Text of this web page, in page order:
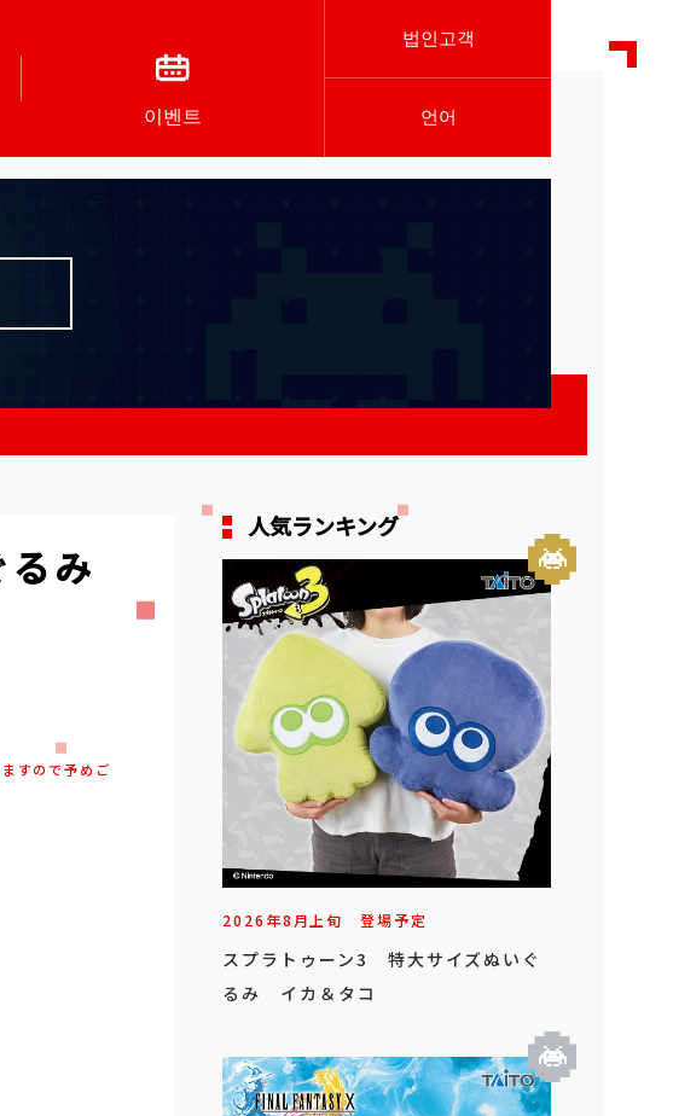
이벤트
법인고객
언어
み
すので予めご
人気ランキング
2026年8月上旬 登場予定
スプラトゥーン3 特大サイズぬいぐ
るみ イカ＆タコ